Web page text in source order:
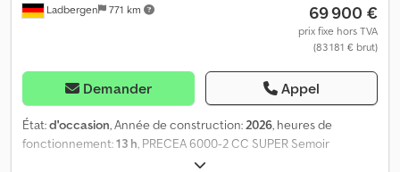
Ladbergen 771 km 69 900 €
prix fixe hors TVA
(83 181 € brut)
Demander Appel
État:d'occasion, Année de construction:2026, heures de
fonctionnement:13 h, PRECEA 6000-2 CC SUPER Semoir
pneumatique à rangs simples Precea 6000-2CC Super, repliable